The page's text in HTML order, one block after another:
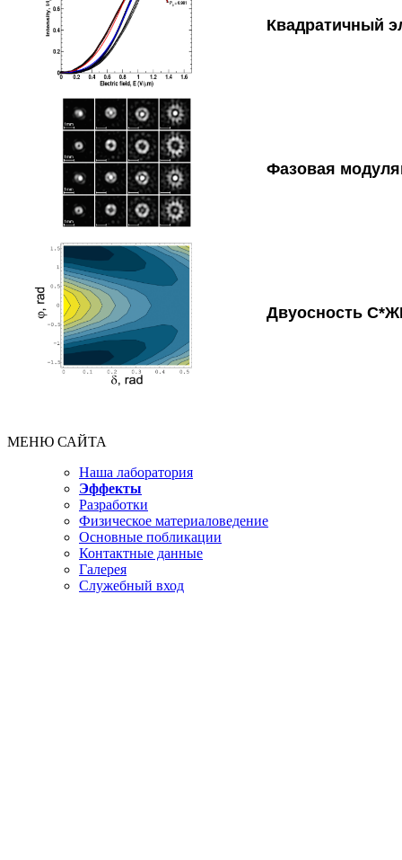
Квадратичный
Фазовая
Двуосность C*
МЕНЮ САЙТА
Наша лаборатория
Эффекты
Разработки
Физическое материаловедение
Основные побликации
Контактные данные
Галерея
Служебный вход